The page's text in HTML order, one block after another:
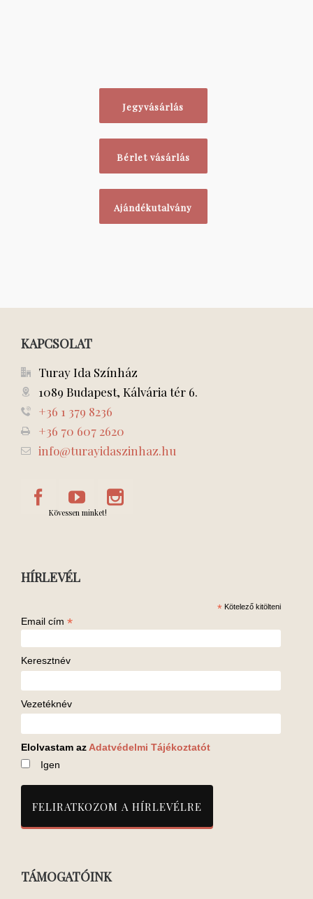
Jegyvásárlás
Bérlet vásárlás
Ajándékutalvány
KAPCSOLAT
Turay Ida Színház
1089 Budapest, Kálvária tér 6.
+36 1 379 8236
+36 70 607 2620
info@turayidaszinhaz.hu
Kövessen minket!
HÍRLEVÉL
* Kötelező kitölteni
Email cím *
Keresztnév
Vezetéknév
Elolvastam azAdatvédelmi Tájékoztatót
Igen
TÁMOGATÓINK